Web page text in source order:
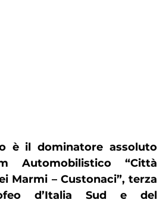
è il dominatore assoluto
Automobilistico “Città
Marmi – Custonaci”, terza
d’Italia Sud e del